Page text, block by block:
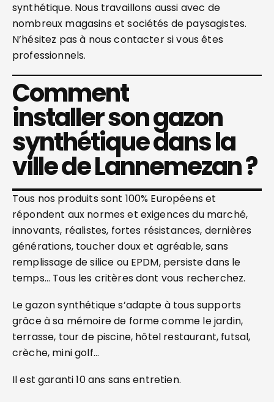
synthétique. Nous travaillons aussi avec de
nombreux magasins et sociétés de paysagistes.
N’hésitez pas à nous contacter si vous êtes
professionnels.
Comment
installer son gazon
synthétique dans la
ville de Lannemezan ?
Tous nos produits sont 100% Européens et
répondent aux normes et exigences du marché,
innovants, réalistes, fortes résistances, dernières
générations, toucher doux et agréable, sans
remplissage de silice ou EPDM, persiste dans le
temps… Tous les critères dont vous recherchez.
Le gazon synthétique s’adapte à tous supports
grâce à sa mémoire de forme comme le jardin,
terrasse, tour de piscine, hôtel restaurant, futsal,
crèche, mini golf…
Il est garanti 10 ans sans entretien.